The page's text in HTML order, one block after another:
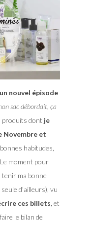
un nouvel épisode
sac débordait, ça
produits dont je
Novembre et
habitudes,
moment pour
tenir ma bonne
d’ailleurs), vu
ces billets , et
le bilan de